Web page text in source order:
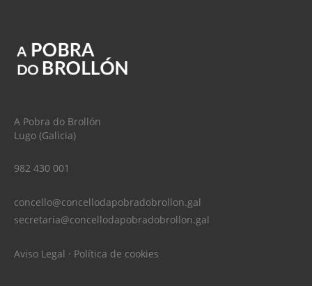
A Pobra do Brollón
Lugo (Galicia)
982 430 001
concello@concellodapobradobrollon.gal
secretaria@concellodapobradobrollon.gal
Aviso Legal · Política de cookies